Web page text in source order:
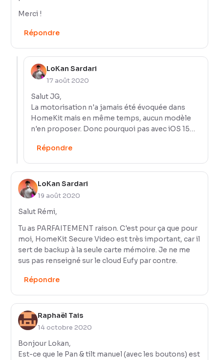
Merci !
Répondre
LoKan Sardari
17 août 2020
Salut JG,
La motorisation n'a jamais été évoquée dans
HomeKit mais en même temps, aucun modèle
n'en proposer. Donc pourquoi pas avec iOS 15…
Répondre
LoKan Sardari
19 août 2020
Salut Rémi,
Tu as PARFAITEMENT raison. C'est pour ça que pour
moi, HomeKit Secure Video est très important, car il
sert de backup à la seule carte mémoire. Je ne me
sus pas renseigné sur le cloud Eufy par contre.
Répondre
Raphaël Tais
14 octobre 2020
Bonjour Lokan,
Est-ce que le Pan & tilt manuel (avec les boutons) est